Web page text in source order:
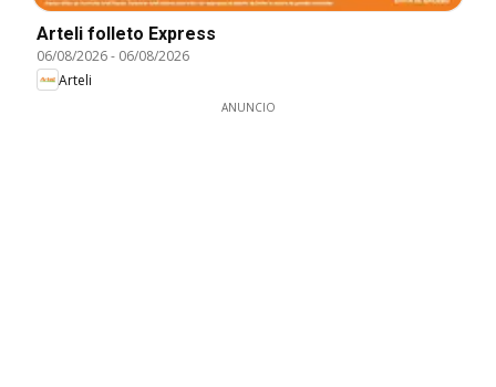
Arteli folleto Express
06/08/2026- 06/08/2026
Arteli
ANUNCIO